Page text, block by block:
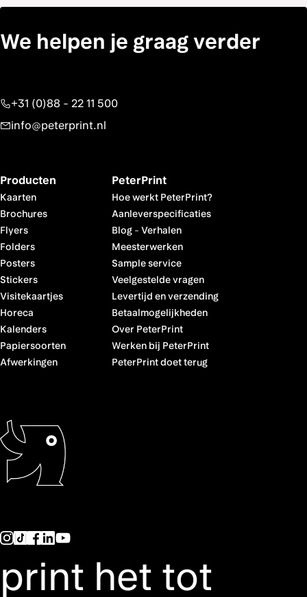
We helpen je graag verder
+31 (0)88 - 22 11 500
info@peterprint.nl
Producten
Kaarten
Brochures
Flyers
Folders
Posters
Stickers
Visitekaartjes
Horeca
Kalenders
Papiersoorten
Afwerkingen
PeterPrint
Hoe werkt PeterPrint?
Aanleverspecificaties
Blog- Verhalen
Meesterwerken
Sample service
Veelgestelde vragen
Levertijd en verzending
Betaalmogelijkheden
Over PeterPrint
Werken bij PeterPrint
PeterPrint doet terug
print het tot